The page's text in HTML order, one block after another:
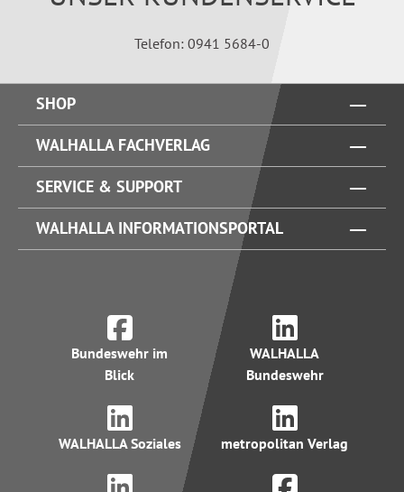
Telefon: 0941 5684-0
SHOP
WALHALLA FACHVERLAG
SERVICE & SUPPORT
WALHALLA INFORMATIONSPORTAL
Bundeswehr im
Blick
WALHALLA
Bundeswehr
WALHALLA Soziales metropolitan Verlag